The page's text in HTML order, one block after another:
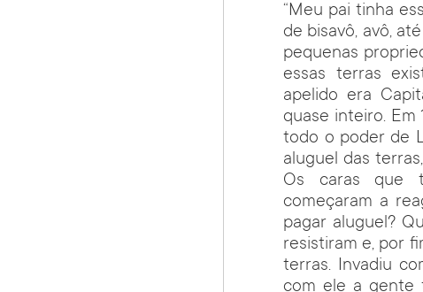
“Meu pai tinha
de bisavô, avô,
pequenas
essas terras
apelido era
quase inteiro. Em
todo o poder de
aluguel das
Os caras que
começaram a
pagar aluguel?
resistiram e, por
terras. Invadiu
com ele a gente